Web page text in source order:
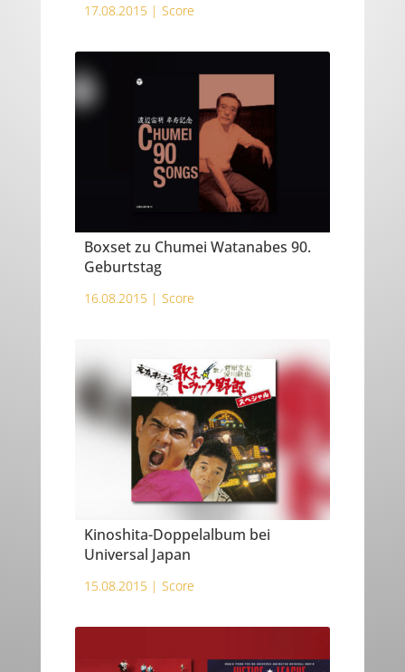
17.08.2015 | Score
Boxset zu Chumei Watanabes 90.
Geburtstag
16.08.2015 | Score
Kinoshita-Doppelalbum bei
Universal Japan
15.08.2015 | Score